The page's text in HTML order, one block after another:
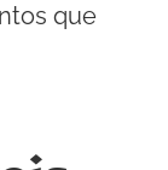
que